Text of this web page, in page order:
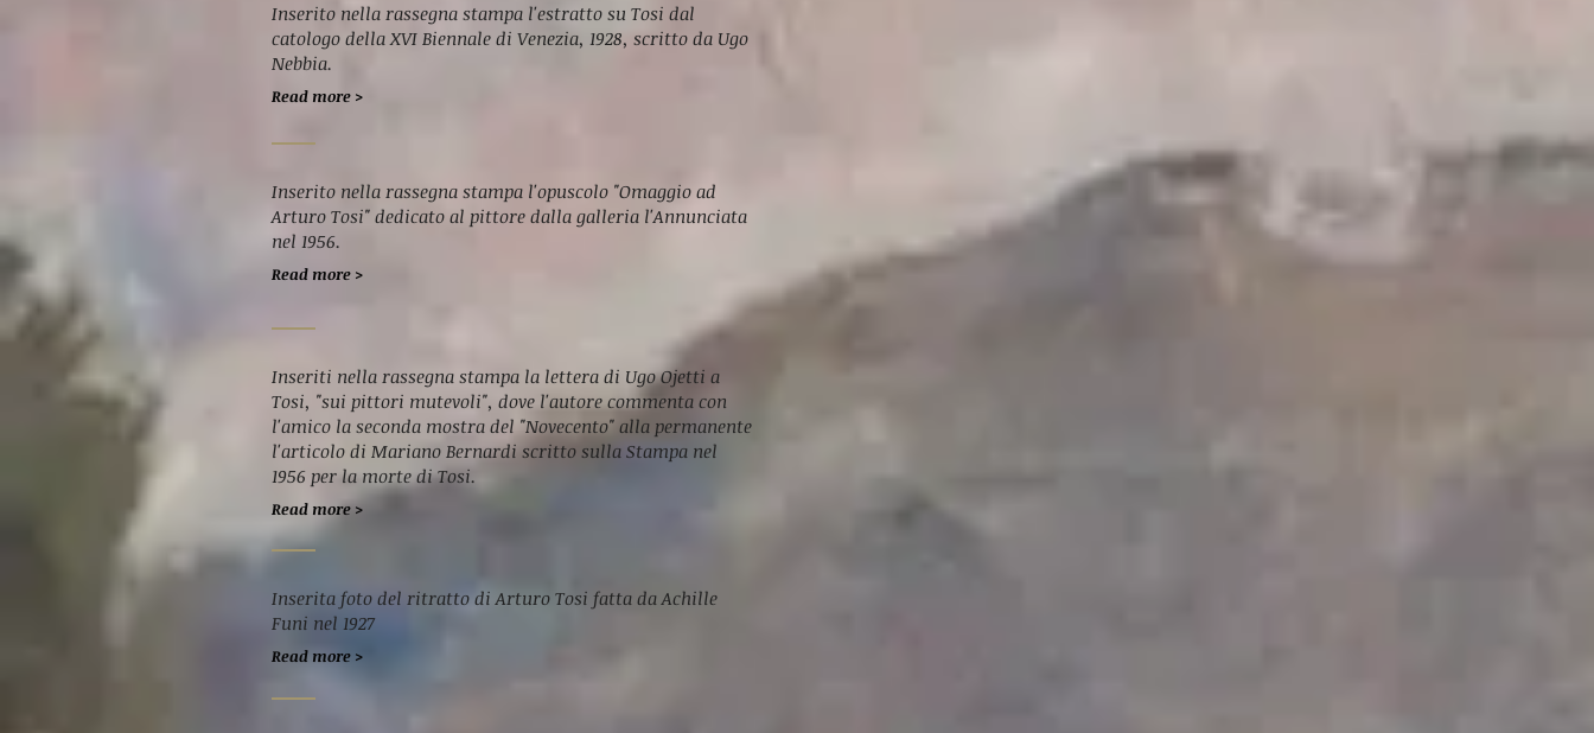
Inserito nella rassegna stampa l'estratto su Tosi dal
catologo della XVI Biennale di Venezia, 1928, scritto da Ugo
Nebbia.
Read more >
Inserito nella rassegna stampa l'opuscolo "Omaggio ad
Arturo Tosi" dedicato al pittore dalla galleria l'Annunciata
nel 1956.
Read more >
Inseriti nella rassegna stampa la lettera di Ugo Ojetti a
Tosi, "sui pittori mutevoli", dove l'autore commenta con
l'amico la seconda mostra del "Novecento" alla permanente
l'articolo di Mariano Bernardi scritto sulla Stampa nel
1956 per la morte di Tosi.
Read more >
Inserita foto del ritratto di Arturo Tosi fatta da Achille
Funi nel 1927
Read more >